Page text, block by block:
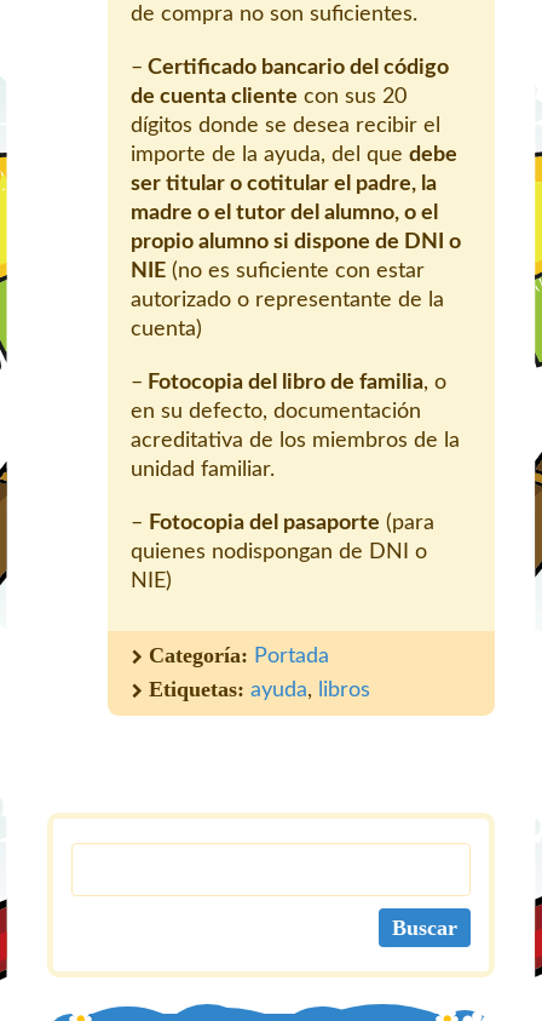
de compra no son suficientes.
– Certificado bancario del código
de cuenta cliente con sus 20
dígitos donde se desea recibir el
importe de la ayuda, del que debe
ser titular o cotitular el padre, la
madre o el tutor del alumno, o el
propio alumno si dispone de DNI o
NIE (no es suficiente con estar
autorizado o representante de la
cuenta)
– Fotocopia del libro de familia, o
en su defecto, documentación
acreditativa de los miembros de la
unidad familiar.
– Fotocopia del pasaporte (para
quienes nodispongan de DNI o
NIE)
Categoría: Portada
Etiquetas: ayuda, libros